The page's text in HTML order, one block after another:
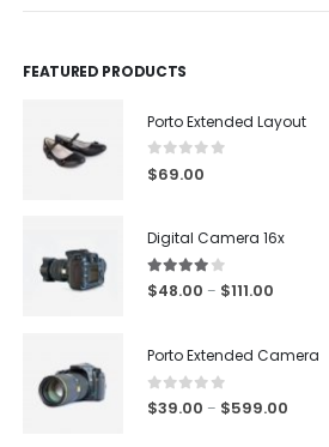
FEATURED PRODUCTS
Porto Extended Layout
0 out of 5
$69.00
Digital Camera 16x
4.00out of 5
$48.00 – $111.00
Porto Extended Camera
0out of 5
$39.00 – $599.00